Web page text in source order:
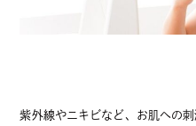
紫外線やニキビなど、お肌への